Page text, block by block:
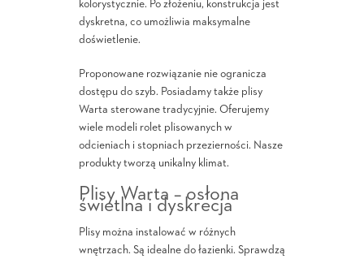
kolorystycznie. Po złożeniu, konstrukcja jest
dyskretna, co umożliwia maksymalne
doświetlenie.
Proponowane rozwiązanie nie ogranicza
dostępu do szyb. Posiadamy także plisy
Warta sterowane tradycyjnie. Oferujemy
wiele modeli rolet plisowanych w
odcieniach i stopniach przezierności. Nasze
produkty tworzą unikalny klimat.
Plisy Warta – osłona
świetlna i dyskrecja
Plisy można instalować w różnych
wnętrzach. Są idealne do łazienki. Sprawdzą